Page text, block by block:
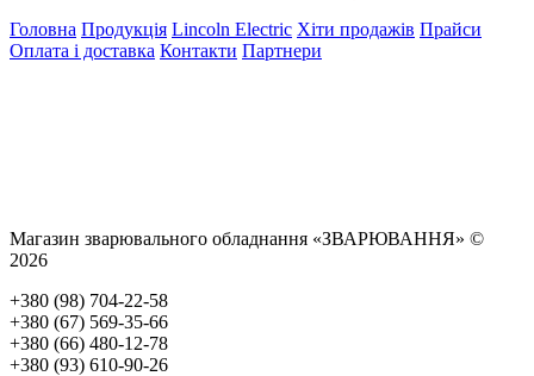
Головна Продукція Lincoln Electric Хіти продажів Прайси
Оплата і доставка Контакти Партнери
Магазин зварювального обладнання «ЗВАРЮВАННЯ» ©
2026
+380 (98) 704-22-58
+380 (67) 569-35-66
+380 (66) 480-12-78
+380 (93) 610-90-26